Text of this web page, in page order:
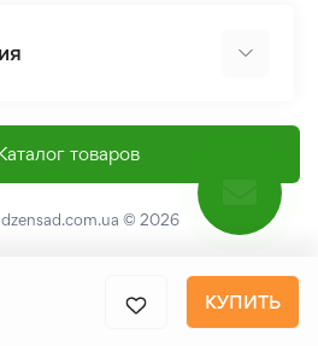
КУПИТЬ
товаров
© 2026